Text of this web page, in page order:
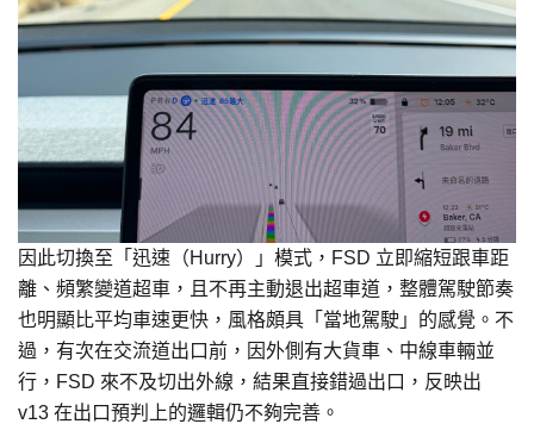
因此切換至「迅速（Hurry）」模式，FSD 立即縮短跟車距
離、頻繁變道超車，且不再主動退出超車道，整體駕駛節奏
也明顯比平均車速更快，風格頗具「當地駕駛」的感覺。不
過，有次在交流道出口前，因外側有大貨車、中線車輛並
行，FSD 來不及切出外線，結果直接錯過出口，反映出
v13 在出口預判上的邏輯仍不夠完善。